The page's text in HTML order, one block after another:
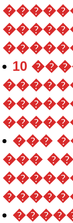
10
���
���